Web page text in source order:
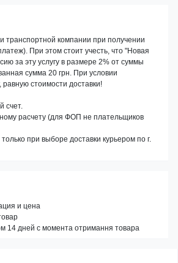
транспортной компании при получении
При этом стоит учесть, что "Новая
за эту услугу в размере 2% от суммы
сумма 20 грн. При условии
стоимости доставки!
счет.
расчету (для ФОП не плательщиков
при выборе доставки курьером по г.
и цена
14 дней с момента отримання товара